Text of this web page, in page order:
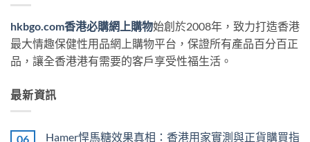
hkbgo.com香港必購網上購物始創於2008年，致力打造香港
最大情趣保健性用品網上購物平台，保證所有產品百分百正
品，讓全香港港有需要的客戶享受性福生活。
最新資訊
06
Hamer悍馬糖效果真相：香港用家實測與正貨購買指